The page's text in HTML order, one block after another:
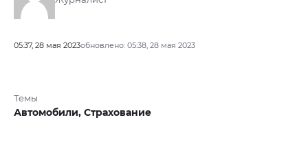
05:37, 28 мая 2023обновлено: 05:38, 28 мая 2023
Темы
Автомобили, Страхование